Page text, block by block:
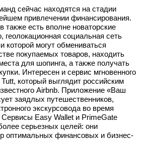
сейчас находятся на стадии
привлечении финансирования.
также есть вполне новаторские
геолокационная социальная сеть
которой могут обмениваться
покупаемых товаров, находить
для шопинга, а также получать
Интересен и сервис мгновенного
который выглядит российским
Airbnb. Приложение «Ваш
заядлых путешественников,
экскурсовода во время
Сервисы Easy Wallet и PrimeGate
серьезных целей: они
оптимальных финансовых и бизнес-